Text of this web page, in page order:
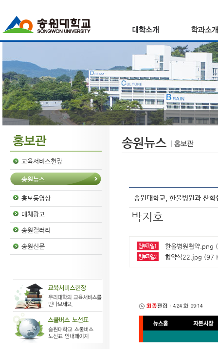
교육서비스헌장
송원뉴스
홍보동영상
매체광고
송원갤러리
송원신문
송원뉴스
송원대학교, 한울병원과 산학
박지호
첨부파일1 한울병원협약
첨부파일2 협약식22.jpg (97